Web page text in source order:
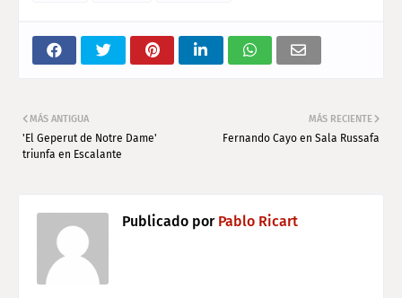
MÁS RECIENTE
Fernando Cayo en Sala Russafa
MÁS ANTIGUA
'El Geperut de Notre Dame'
triunfa en Escalante
Publicado porPablo Ricart